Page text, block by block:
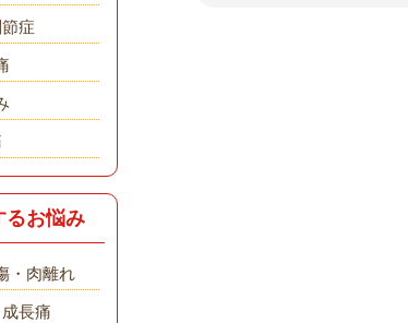
症
るお悩み
・肉離れ
長痛